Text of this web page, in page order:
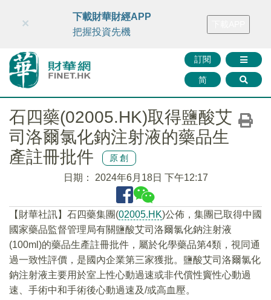
財華智庫網 FINTV FINMETA 財華證券 媒體矩陣
訂閱
简
×
下載財華財經APP
把握投資先機
石四藥(02005.HK)取得鹽酸艾
司洛爾氯化鈉注射液的藥品生
產註冊批件
原創
日期： 2024年6月18日 下午12:17
【財華社訊】石四藥集團(02005.HK)公佈，集團已取得中國
國家藥品監督管理局有關鹽酸艾司洛爾氯化鈉注射液
(100ml)的藥品生產註冊批件，屬於化學藥品第4類，視同通
過一致性評價，是國內企業第三家獲批。鹽酸艾司洛爾氯化
鈉注射液主要用於室上性心動過速或非代償性竇性心動過
速、手術中和手術後心動過速及/或高血壓。